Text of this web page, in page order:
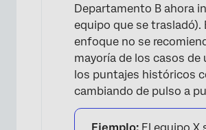
Departamento B ahora
equipo que se trasladó).
enfoque no se
mayoría de los casos de
los puntajes históricos
cambiando de pulso a